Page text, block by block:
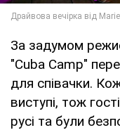
За задумом
"Cuba Camp"
для співачки.
виступі, тож
русі та були